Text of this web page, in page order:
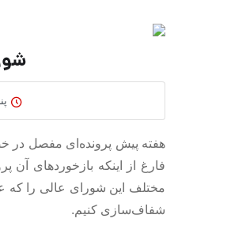
هفته پیش پرونده‌ای مفصل
فارغ از اینکه بازخوردهای
مختلف این شورای عالی را که
شفاف‌سازی کنیم.